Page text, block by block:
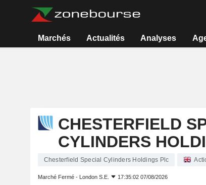
Marchés Actualités Analyses
CHESTERFIELD
CYLINDERS
Chesterfield Special Cylinders Holdings Plc
Marché Fermé - London S.E. 17:35:02 07/08/2026